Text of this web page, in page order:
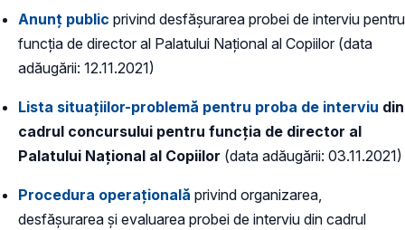
Anunț public privind desfășurarea probei de interviu pentru
funcția de director al Palatului Național al Copiilor (data
adăugării: 12.11.2021)
Lista situațiilor-problemă pentru proba de interviu din
cadrul concursului pentru funcția de director al
Palatului Național al Copiilor (data adăugării: 03.11.2021)
Procedura operațională privind organizarea,
desfăşurarea și evaluarea probei de interviu din cadrul